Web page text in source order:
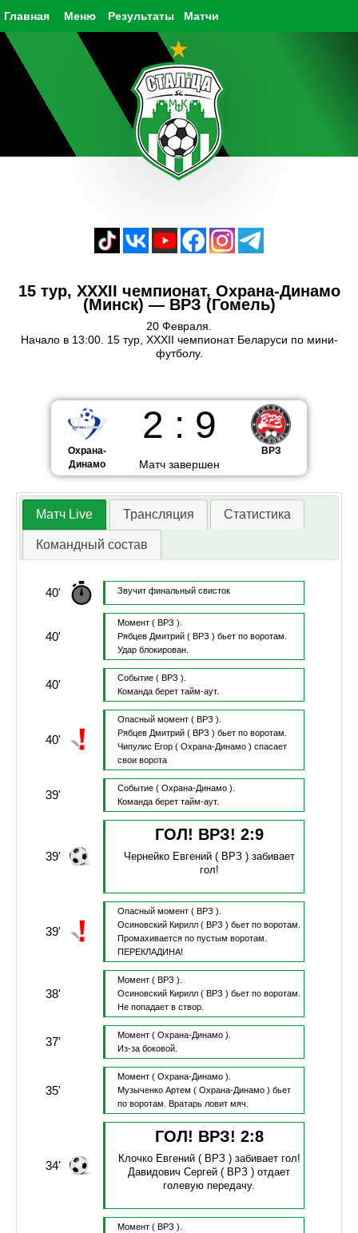
Главная Результаты Матчи
Меню
15 тур, XXXII чемпионат, Охрана-Динамо
(Минск) — ВРЗ (Гомель)
20 Февраля.
Начало в 13:00. 15 тур, XXXII чемпионат Беларуси по мини-
футболу.
Охрана-
Динамо
2 : 9
Матч завершен
ВРЗ
Матч Live Трансляция Статистика
Командный состав
40' Звучит финальный свисток
40'
Момент ( ВРЗ ).
Рябцев Дмитрий( ВРЗ ) бьет по воротам.
Удар блокирован.
40' Событие ( ВРЗ ).
Команда берет тайм-аут.
40'
Опасный момент ( ВРЗ ).
Рябцев Дмитрий( ВРЗ ) бьет по воротам.
Чипулис Егор( Охрана-Динамо ) спасает
свои ворота
39' Событие ( Охрана-Динамо ).
Команда берет тайм-аут.
39'
ГОЛ! ВРЗ! 2:9
Чернейко Евгений( ВРЗ ) забивает
гол!
39'
Опасный момент ( ВРЗ ).
Осиновский Кирилл( ВРЗ ) бьет по воротам.
Промахивается по пустым воротам.
ПЕРЕКЛАДИНА!
38'
Момент ( ВРЗ ).
Осиновский Кирилл( ВРЗ ) бьет по воротам.
Не попадает в створ.
37' Момент ( Охрана-Динамо ).
Из-за боковой.
35'
Момент ( Охрана-Динамо ).
Музыченко Артем ( Охрана-Динамо ) бьет
по воротам.
Вратарь ловит мяч.
34'
ГОЛ! ВРЗ! 2:8
Клочко Евгений( ВРЗ ) забивает гол!
Давидович Сергей ( ВРЗ )отдает
голевую передачу.
Момент ( ВРЗ ).